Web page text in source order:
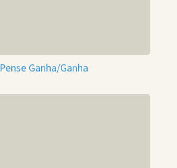
Pense Ganha/Ganha